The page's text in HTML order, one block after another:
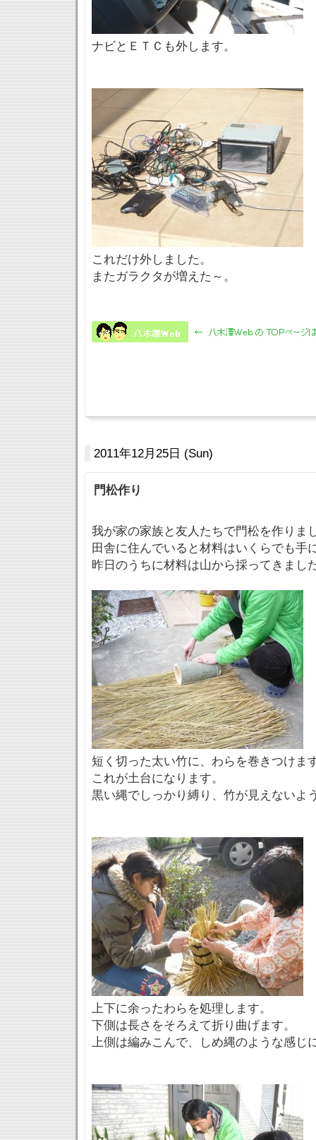
ナビとＥＴＣも外します。
これだけ外しました。
またガラクタが増えた～。
2011年12月25日 (Sun)
門松作り
我が家の家族と友人たちで門松を作りま
田舎に住んでいると材料はいくらでも手
昨日のうちに材料は山から採ってきまし
短く切った太い竹に、わらを巻きつけま
これが土台になります。
黒い縄でしっかり縛り、竹が見えないよ
上下に余ったわらを処理します。
下側は長さをそろえて折り曲げます。
上側は編みこんで、しめ縄のような感じ